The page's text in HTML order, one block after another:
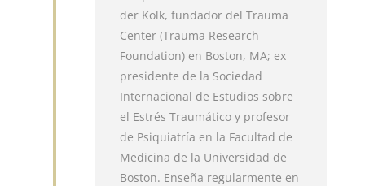
der Kolk, fundador del Trauma
Center (Trauma Research
Foundation) en Boston, MA; ex
presidente de la Sociedad
Internacional de Estudios sobre
el Estrés Traumático y profesor
de Psiquiatría en la Facultad de
Medicina de la Universidad de
Boston. Enseña regularmente en